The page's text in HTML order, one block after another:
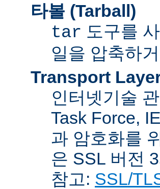
타볼 (Tarball)
tar 도구를
일을 압축하
Transport
인터넷기술
Task Force,
과 암호화를
은 SSL 버전
참고: SSL/